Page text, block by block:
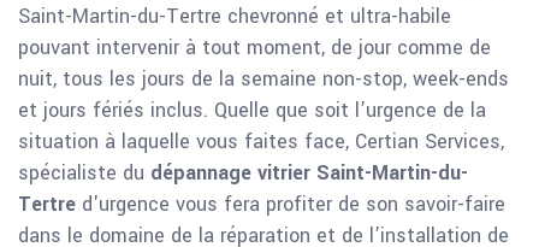
Saint-Martin-du-Tertre chevronné et ultra-habile
pouvant intervenir à tout moment, de jour comme de
nuit, tous les jours de la semaine non-stop, week-ends
et jours fériés inclus. Quelle que soit l’urgence de la
situation à laquelle vous faites face, Certian Services,
spécialiste du dépannage vitrier Saint-Martin-du-
Tertre d'urgence vous fera profiter de son savoir-faire
dans le domaine de la réparation et de l’installation de